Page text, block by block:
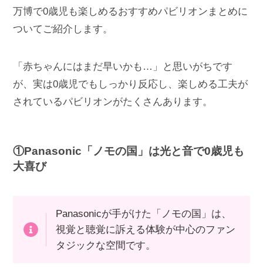
万博で0歳児も楽しめるおすすめパビリオンまとめに
ついてご紹介します。
「赤ちゃんにはまだ早いかも…」と思いがちです
が、実は0歳児でもしっかり反応し、楽しめる工夫が
されているパビリオンがたくさんあります。
①Panasonic「ノモの国」は光と音で0歳児も
大喜び
Panasonicが手がけた「ノモの国」は、
視覚と聴覚に訴える体験が中心のファン
タジックな空間です。